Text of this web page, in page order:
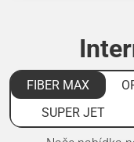
FIBER MAX
SUPER JET